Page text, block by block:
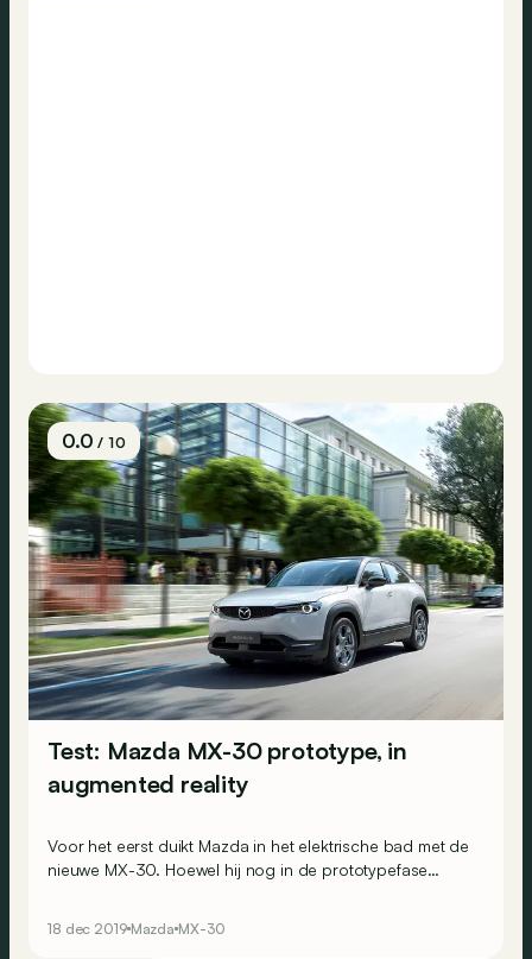
0.0/ 10
Test: Mazda MX-30 prototype, in
augmented reality
Voor het eerst duikt Mazda in het elektrische bad met de
nieuwe MX-30. Hoewel hij nog in de prototypefase
18 dec 2019 Mazda MX-30